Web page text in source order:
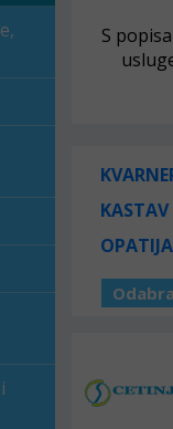
S popisa
KASTAV
OPATIJA